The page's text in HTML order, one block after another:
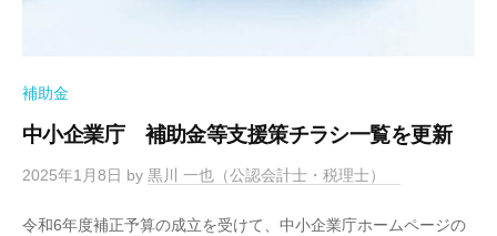
補助金
中小企業庁 補助金等支援策チラシ一覧を更新
2025年1月8日 by 黒川 一也（公認会計士・税理士）
令和6年度補正予算の成立を受けて、中小企業庁ホームページの